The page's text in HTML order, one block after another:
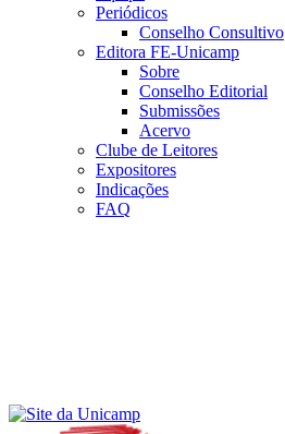
Periódicos
Conselho Consultivo
Editora FE-Unicamp
Sobre
Conselho Editorial
Submissões
Acervo
Clube de Leitores
Expositores
Indicações
FAQ